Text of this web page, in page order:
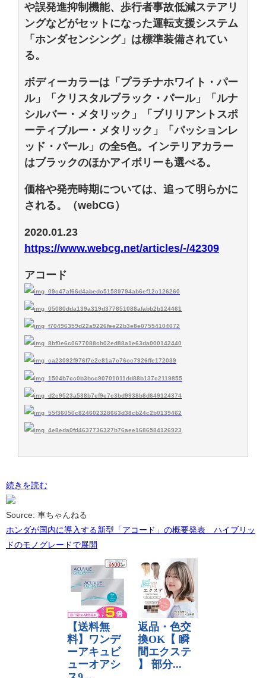
や誤発進抑制機能、歩行者事故低減ステアリ
ングなどがセットになった運転支援システム
「ホンダセンシング」は標準装備されてい
る。
ボディーカラーは「プラチナホワイト・パー
ル」「クリスタルブラック・パール」「ルナ
シルバー・メタリック」「ブリリアントスポ
ーティブルー・メタリック」「パッションレ
ッド・パール」の全5色。インテリアカラー
はブラックのほかアイボリーも選べる。
価格や発売時期については、追って明らかに
される。（webCG）
2020.01.23
https://www.webcg.net/articles/-/42309
アコード
続きを読む
Source: 車ちゃんねる
ホンダが国内に導入する新型「アコード」の概要発表 ハイブリッ
ドのモノグレードで展開